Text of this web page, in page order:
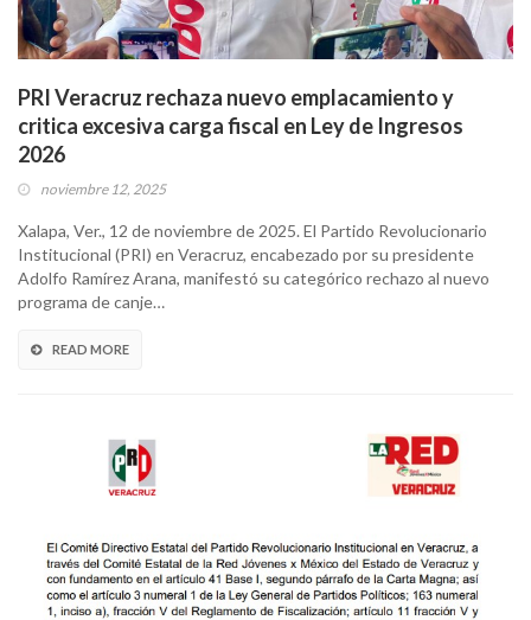
PRI Veracruz rechaza nuevo emplacamiento y
critica excesiva carga fiscal en Ley de Ingresos
2026
noviembre 12, 2025
Xalapa, Ver., 12 de noviembre de 2025. El Partido Revolucionario
Institucional (PRI) en Veracruz, encabezado por su presidente
Adolfo Ramírez Arana, manifestó su categórico rechazo al nuevo
programa de canje…
READ MORE